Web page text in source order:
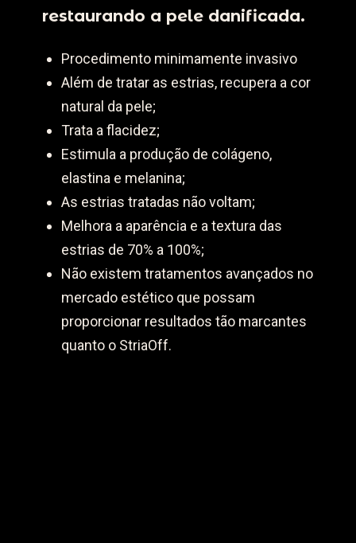
restaurando a pele danificada.
Procedimento minimamente invasivo
Além de tratar as estrias, recupera a cor
natural da pele;
Trata a flacidez;
Estimula a produção de colágeno,
elastina e melanina;
As estrias tratadas não voltam;
Melhora a aparência e a textura das
estrias de 70% a 100%;
Não existem tratamentos avançados no
mercado estético que possam
proporcionar resultados tão marcantes
quanto o StriaOff.